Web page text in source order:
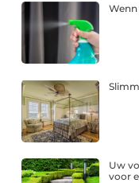
Uw
voor